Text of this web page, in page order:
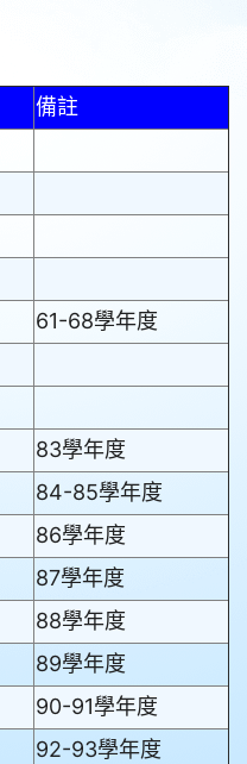
備註
61-68學年度
83學年度
84-85學年度
86學年度
87學年度
88學年度
89學年度
90-91學年度
92-93學年度